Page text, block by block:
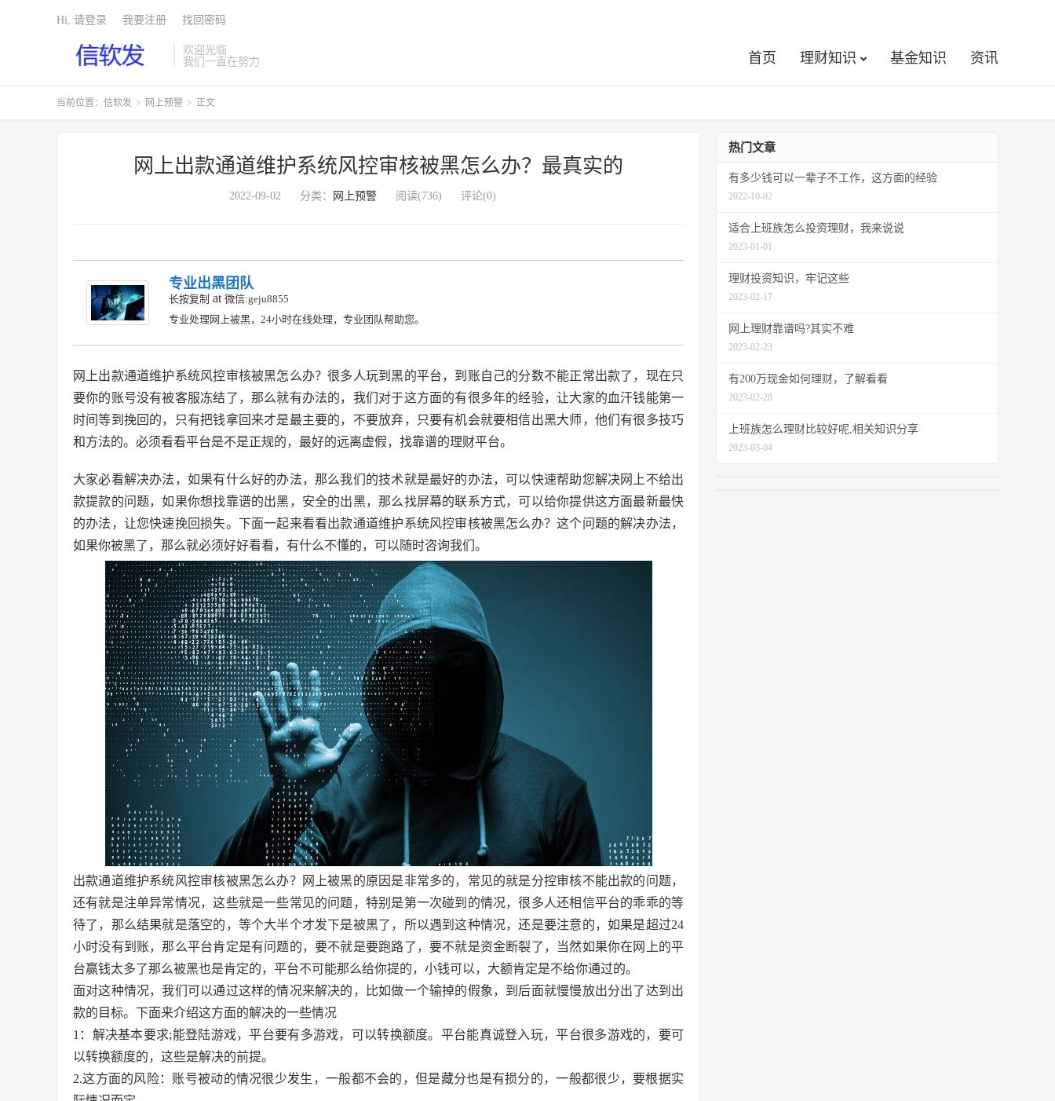
欢迎光临
我们一直在努力
首页 理财知识 基金知识 资讯
Hi, 请登录 我要注册 找回密码
当前位置： 信软发 > 网上预警 > 正文
网上出款通道维护系统风控审核被黑怎么办？最真实的
2022-09-02 分类： 网上预警 阅读(736) 评论(0)
专业出黑团队
长按复制 at 微信:geju8855
专业处理网上被黑，24小时在线处理，专业团队帮助您。
网上出款通道维护系统风控审核被黑怎么办？很多人玩到黑的平台，到账自己的分数不能正常出款了，现在只
要你的账号没有被客服冻结了，那么就有办法的，我们对于这方面的有很多年的经验，让大家的血汗钱能第一
时间等到挽回的，只有把钱拿回来才是最主要的，不要放弃，只要有机会就要相信出黑大师，他们有很多技巧
和方法的。必须看看平台是不是正规的，最好的远离虚假，找靠谱的理财平台。
大家必看解决办法，如果有什么好的办法，那么我们的技术就是最好的办法，可以快速帮助您解决网上不给出
款提款的问题，如果你想找靠谱的出黑，安全的出黑，那么找屏幕的联系方式，可以给你提供这方面最新最快
的办法，让您快速挽回损失。下面一起来看看出款通道维护系统风控审核被黑怎么办？这个问题的解决办法，
如果你被黑了，那么就必须好好看看，有什么不懂的，可以随时咨询我们。
出款通道维护系统风控审核被黑怎么办？网上被黑的原因是非常多的，常见的就是分控审核不能出款的问题，
还有就是注单异常情况，这些就是一些常见的问题，特别是第一次碰到的情况，很多人还相信平台的乖乖的等
待了，那么结果就是落空的，等个大半个才发下是被黑了，所以遇到这种情况，还是要注意的，如果是超过24
小时没有到账，那么平台肯定是有问题的，要不就是要跑路了，要不就是资金断裂了，当然如果你在网上的平
台赢钱太多了那么被黑也是肯定的，平台不可能那么给你提的，小钱可以，大额肯定是不给你通过的。
面对这种情况，我们可以通过这样的情况来解决的，比如做一个输掉的假象，到后面就慢慢放出分出了达到出
款的目标。下面来介绍这方面的解决的一些情况
1：解决基本要求;能登陆游戏，平台要有多游戏，可以转换额度。平台能真诚登入玩，平台很多游戏的，要可
以转换额度的，这些是解决的前提。
2.这方面的风险：账号被动的情况很少发生，一般都不会的，但是藏分也是有损分的，一般都很少，要根据实
热门文章
有多少钱可以一辈子不工作，这方面的经验
2022-10-02
适合上班族怎么投资理财，我来说说
2023-01-01
理财投资知识，牢记这些
2023-02-17
网上理财靠谱吗?其实不难
2023-02-23
有200万现金如何理财，了解看看
2023-02-28
上班族怎么理财比较好呢,相关知识分享
2023-03-04